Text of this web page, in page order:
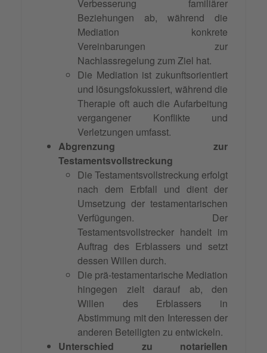
Verbesserung familiärer
Beziehungen ab, während die
Mediation konkrete
Vereinbarungen zur
Nachlassregelung zum Ziel hat.
Die Mediation ist zukunftsorientiert
und lösungsfokussiert, während die
Therapie oft auch die Aufarbeitung
vergangener Konflikte und
Verletzungen umfasst.
Abgrenzung zur
Testamentsvollstreckung
Die Testamentsvollstreckung erfolgt
nach dem Erbfall und dient der
Umsetzung der testamentarischen
Verfügungen. Der
Testamentsvollstrecker handelt im
Auftrag des Erblassers und setzt
dessen Willen durch.
Die prä-testamentarische Mediation
hingegen zielt darauf ab, den
Willen des Erblassers in
Abstimmung mit den Interessen der
anderen Beteiligten zu entwickeln.
Unterschied zu notariellen